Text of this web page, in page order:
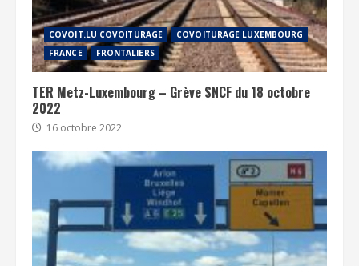
COVOIT.LU COVOITURAGE
COVOITURAGE LUXEMBOURG
FRANCE
FRONTALIERS
TER Metz-Luxembourg – Grève SNCF du 18 octobre
2022
16 octobre 2022